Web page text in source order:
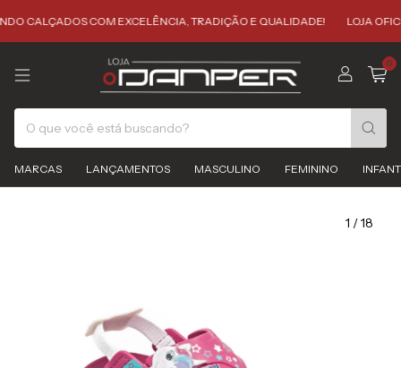
COM EXCELÊNCIA, TRADIÇÃO E QUALIDADE! LOJA OFICIAL
0
MARCAS LANÇAMENTOS MASCULINO FEMININO
1 /18